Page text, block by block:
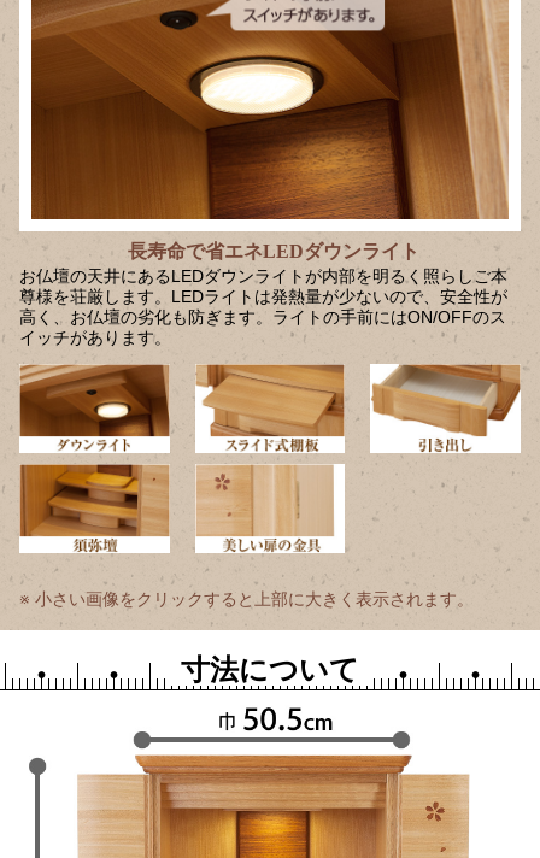
長寿命で省エネLEDダウンライト
お仏壇の天井にあるLEDダウンライトが内部を明るく照らしご本
尊様を荘厳します。LEDライトは発熱量が少ないので、安全性が
高く、お仏壇の劣化も防ぎます。ライトの手前にはON/OFFのス
イッチがあります。
小さい画像をクリックすると上部に大きく表示されます。
寸法について